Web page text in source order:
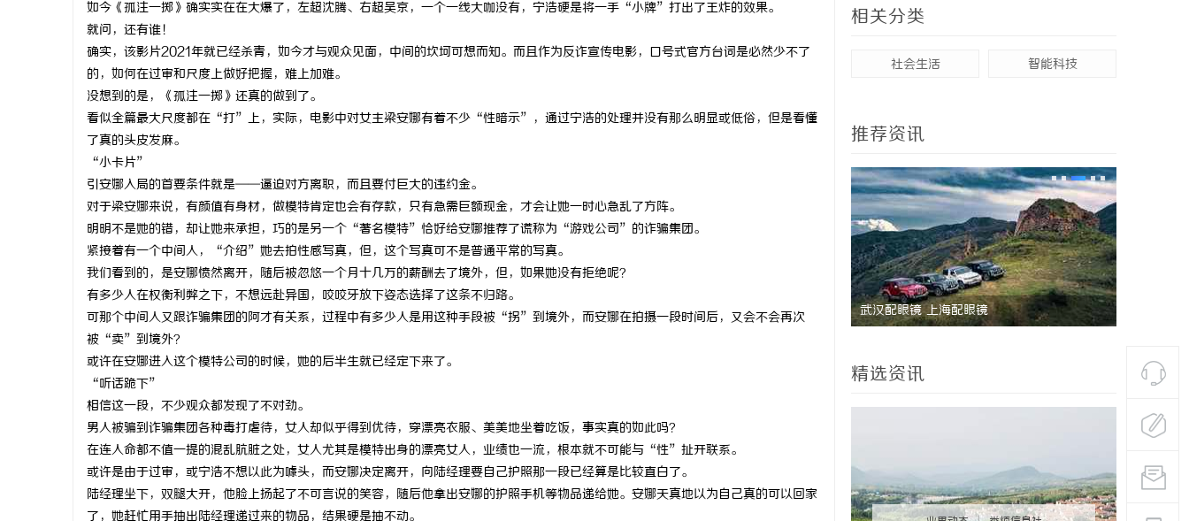
如今《孤注一掷》确实实在在大爆了，左超沈腾、右超吴京，一个一线大咖没有，宁浩硬是将一手“小牌”打出了王炸的效果。
就问，还有谁！
确实，该影片2021年就已经杀青，如今才与观众见面，中间的坎坷可想而知。而且作为反诈宣传电影，口号式官方台词是必然少不了
的，如何在过审和尺度上做好把握，难上加难。
没想到的是，《孤注一掷》还真的做到了。
看似全篇最大尺度都在“打”上，实际，电影中对女主梁安娜有着不少“性暗示”，通过宁浩的处理并没有那么明显或低俗，但是看懂
了真的头皮发麻。
“小卡片”
引安娜入局的首要条件就是——逼迫对方离职，而且要付巨大的违约金。
对于梁安娜来说，有颜值有身材，做模特肯定也会有存款，只有急需巨额现金，才会让她一时心急乱了方阵。
明明不是她的错，却让她来承担，巧的是另一个“著名模特”恰好给安娜推荐了谎称为“游戏公司”的诈骗集团。
紧接着有一个中间人，“介绍”她去拍性感写真，但，这个写真可不是普通平常的写真。
我们看到的，是安娜愤然离开，随后被忽悠一个月十几万的薪酬去了境外，但，如果她没有拒绝呢？
有多少人在权衡利弊之下，不想远赴异国，咬咬牙放下姿态选择了这条不归路。
可那个中间人又跟诈骗集团的阿才有关系，过程中有多少人是用这种手段被“拐”到境外，而安娜在拍摄一段时间后，又会不会再次
被“卖”到境外？
或许在安娜进入这个模特公司的时候，她的后半生就已经定下来了。
“听话跪下”
相信这一段，不少观众都发现了不对劲。
男人被骗到诈骗集团各种毒打虐待，女人却似乎得到优待，穿漂亮衣服、美美地坐着吃饭，事实真的如此吗？
在连人命都不值一提的混乱肮脏之处，女人尤其是模特出身的漂亮女人，业绩也一流，根本就不可能与“性”扯开联系。
或许是由于过审，或宁浩不想以此为噱头，而安娜决定离开，向陆经理要自己护照那一段已经算是比较直白了。
陆经理坐下，双腿大开，他脸上扬起了不可言说的笑容，随后他拿出安娜的护照手机等物品递给她。安娜天真地以为自己真的可以回家
了，她赶忙用手抽出陆经理递过来的物品，结果硬是抽不动。
相关分类
社会生活 智能科技
推荐资讯
新款手持式激光清洗机：高效清洁的新时代 武汉配眼镜 上海配眼镜 武汉配眼镜 上海配眼镜
精选资讯